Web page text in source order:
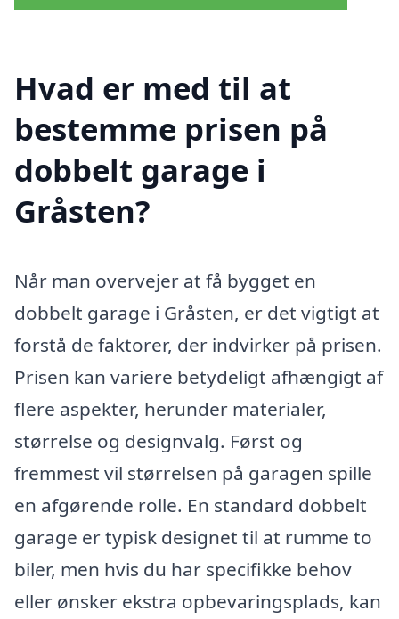
Hvad er med til at
bestemme prisen på
dobbelt garage i
Gråsten?
Når man overvejer at få bygget en
dobbelt garage i Gråsten, er det vigtigt at
forstå de faktorer, der indvirker på prisen.
Prisen kan variere betydeligt afhængigt af
flere aspekter, herunder materialer,
størrelse og designvalg. Først og
fremmest vil størrelsen på garagen spille
en afgørende rolle. En standard dobbelt
garage er typisk designet til at rumme to
biler, men hvis du har specifikke behov
eller ønsker ekstra opbevaringsplads, kan